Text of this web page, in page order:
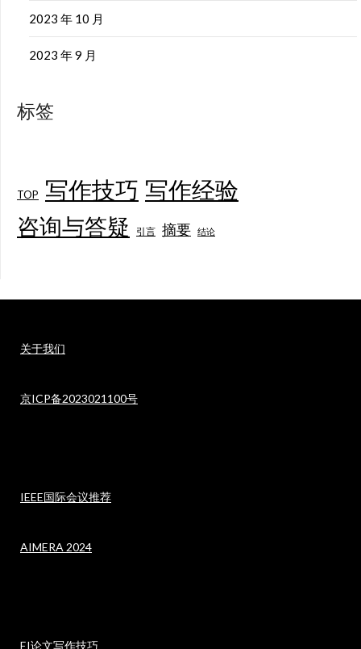
2023 年 10 月
2023 年 9 月
标签
TOP 写作技巧 写作经验
咨询与答疑 引言 摘要 结论
关于我们
京ICP备2023021100号
IEEE国际会议推荐
AIMERA 2024
EI论文写作技巧